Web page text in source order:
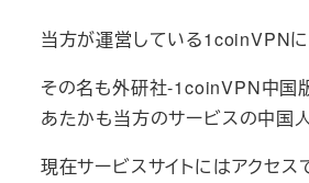
当方が運営している1coinVPNに
その名も外研社-1coinVPN中国
あたかも当方のサービスの中国
現在サービスサイトにはアクセ